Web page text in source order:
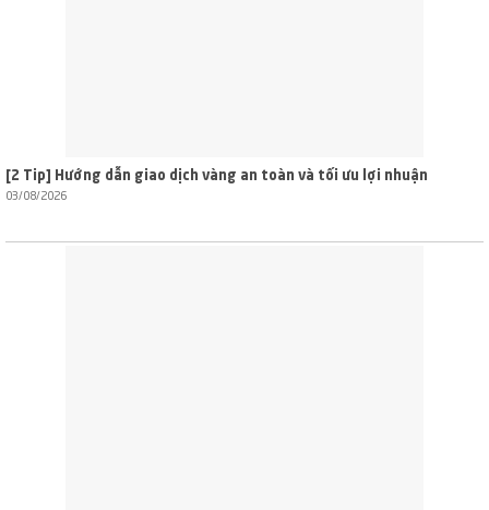
[2 Tip] Hướng dẫn giao dịch vàng an toàn và tối ưu lợi nhuận
03/08/2026